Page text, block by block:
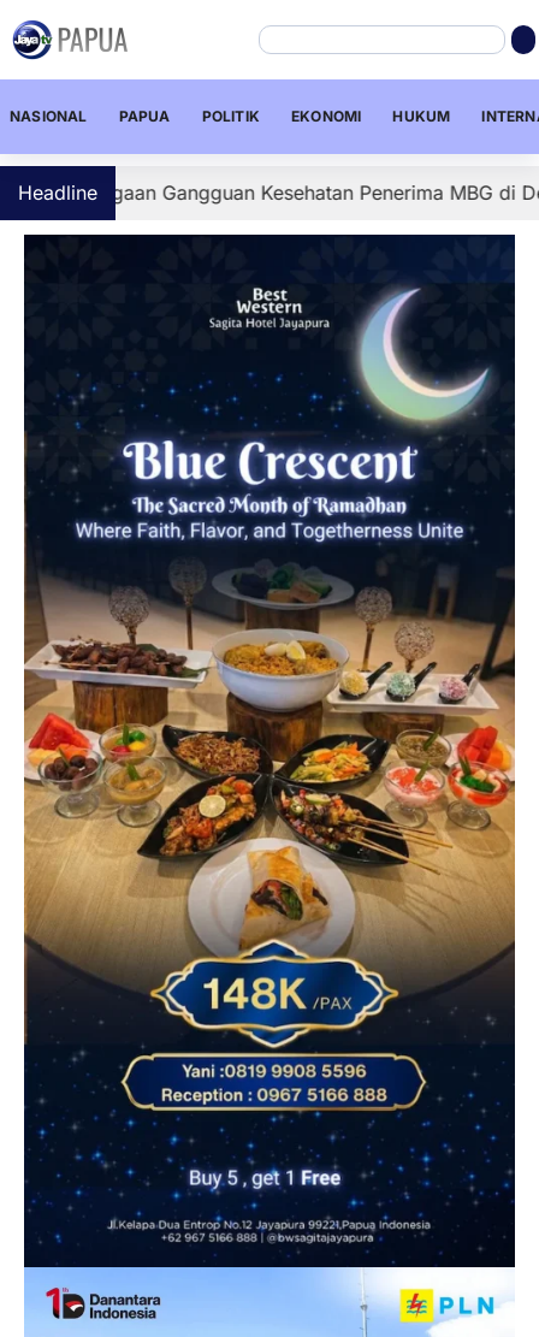
NASIONAL PAPUA POLITIK EKONOMI HUKUM
HeadlineGangguan Kesehatan Penerima MBG di Depapre,